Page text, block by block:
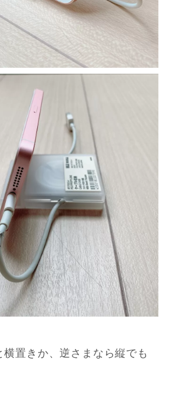
置きか、逆さまなら縦でも